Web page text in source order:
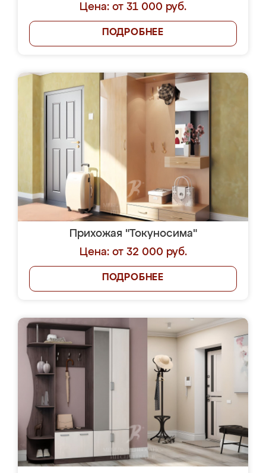
Цена: от 31 000 руб.
ПОДРОБНЕЕ
Прихожая "Токуносима"
Цена: от 32 000 руб.
ПОДРОБНЕЕ